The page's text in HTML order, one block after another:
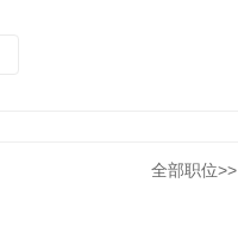
全部职位>>